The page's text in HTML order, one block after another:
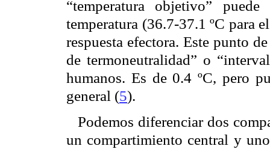
“temperatura objetivo”
temperatura (36.7-37.1 ºC para
respuesta efectora. Este punto
de termoneutralidad” o
humanos. Es de 0.4 ºC, pero
general (5).
Podemos diferenciar dos
un compartimiento central y